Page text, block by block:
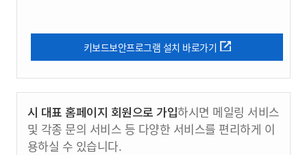
키보드보안프로그램 설치 바로가기
시 대표 홈페이지 회원으로 가입하시면 메일링 서비스
및 각종 문의 서비스 등 다양한 서비스를 편리하게 이
용하실 수 있습니다.